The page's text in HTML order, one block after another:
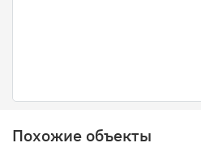
Похожие объекты